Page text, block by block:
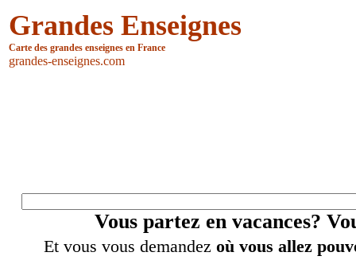
Grandes Enseignes
Carte des grandes enseignes en France
grandes-enseignes.com
Vous partez en vacances?
Et vous vous demandez où vous allez